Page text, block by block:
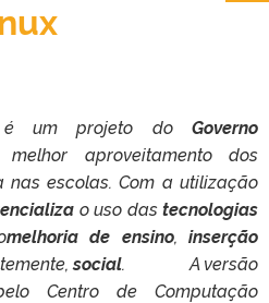
é um projeto do Governo
aproveitamento dos
escolas. Com a utilização
o uso dastecnologias
melhoria de ensino, inserção
social. A versão
Centro de Computação